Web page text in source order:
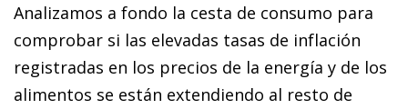
Analizamos a fondo la cesta de consumo para
comprobar si las elevadas tasas de inflación
registradas en los precios de la energía y de los
alimentos se están extendiendo al resto de